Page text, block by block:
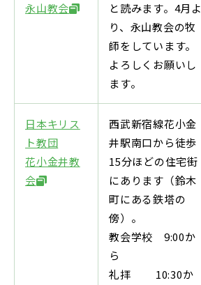
永山教会
と読みます。4月よ
り、永山教会の牧
師をしています。
よろしくお願いし
ます。
日本キリス
ト教団
花小金井教
会
西武新宿線花小金
井駅南口から徒歩
15分ほどの住宅街
にあります（鈴木
町にある鉄塔の
傍）。
教会学校 9:00か
ら
礼拝 10:30か